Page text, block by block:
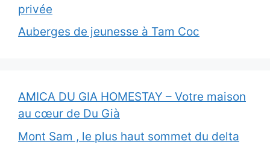
privée
Auberges de jeunesse à Tam Coc
AMICA DU GIA HOMESTAY – Votre maison
au cœur de Du Già
Mont Sam , le plus haut sommet du delta